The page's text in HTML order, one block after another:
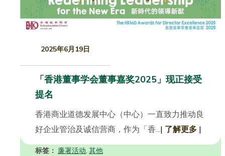
2025年6月19日
「香港董事学会董事嘉奖2025」现正接受
提名
香港商业道德发展中心（中心）一直致力推动良
好企业管治及诚信营商，作为「香...| 了解更多 |
标签： 廉署活动, 其他